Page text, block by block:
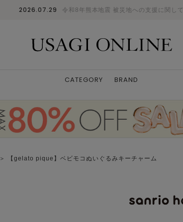
2026.07.29 令和8年熊本地震 被災地への支援に関して
CATEGORY BRAND
＞ 【gelato pique】ベビモコぬいぐるみキーチャーム